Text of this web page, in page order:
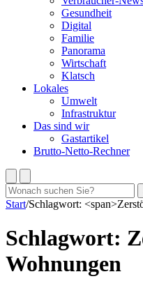
Gesundheit
Digital
Familie
Panorama
Wirtschaft
Klatsch
Lokales
Umwelt
Infrastruktur
Das sind wir
Gastartikel
Brutto-Netto-Rechner
Suchen
nach:
Start/Schlagwort:
Schlagwort:
Wohnungen